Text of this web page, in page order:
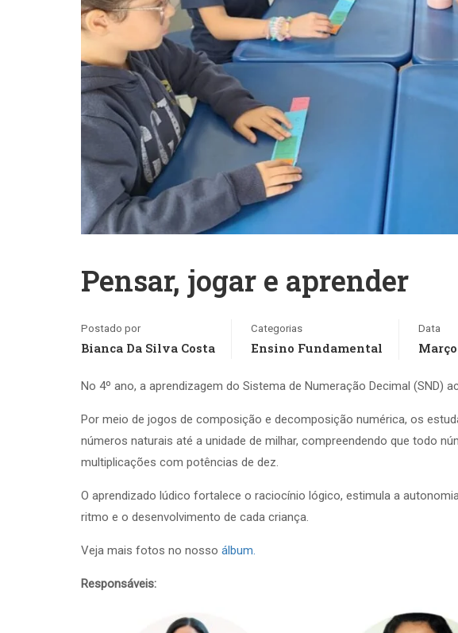
Pensar, jogar e aprender
Postado por
Bianca Da Silva Costa
Categorias
Ensino Fundamental
Data
No 4º ano, a aprendizagem do Sistema de Numeração Decimal (SND)
Por meio de jogos de composição e decomposição numérica, os
números naturais até a unidade de milhar, compreendendo que todo
multiplicações com potências de dez.
O aprendizado lúdico fortalece o raciocínio lógico, estimula a
ritmo e o desenvolvimento de cada criança.
Veja mais fotos no nosso álbum.
Responsáveis: